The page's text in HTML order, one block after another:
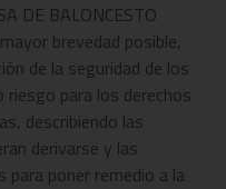
DE BALONCESTO
brevedad posible,
de la seguridad de los
para los derechos
describiendo las
derivarse y las
poner remedio a la